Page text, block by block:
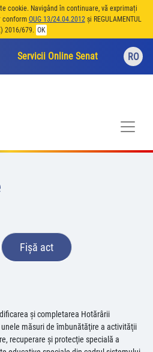
cookie. Navigând în continuare, vă exprimați
conform OUG 13/24.04.2012și REGULAMENTUL
2016/679. OK
Servicii Online Senat RO
Fișă act
şi completarea Hotărârii
măsuri de îmbunătăţire a activităţii
recuperare şi protecţie specială a